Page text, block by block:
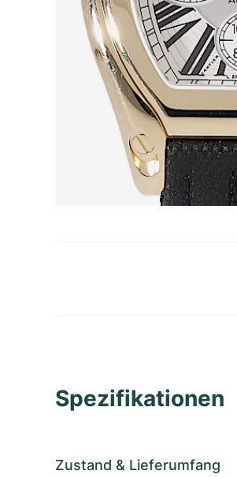
Spezifikationen
Zustand & Lieferumfang